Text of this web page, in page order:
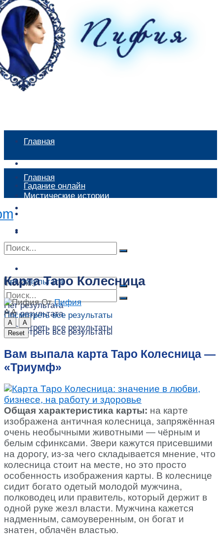
Главная
Гадание онлайн
Контакты
Нет результата
Посмотреть все результаты
Главная
Мистические истории
Сонник
Нет результата
Посмотреть все результаты
Нет результата
Посмотреть все результаты
Карта Таро Колесница
От Пифия
A A
A
A
Reset
Вам выпала карта Таро Колесница —
«Триумф»
Общая характеристика карты: на карте
изображена античная колесница, запряжённая
очень необычными животными — чёрным и
белым сфинксами. Звери кажутся присевшими
на дорогу, из-за чего складывается мнение, что
колесница стоит на месте, но это просто
особенность изображения карты. В колеснице
сидит богато одетый молодой мужчина,
полководец или правитель, который держит в
одной руке жезл власти. Мужчина кажется
надменным, самоуверенным, он богат и
знатен, облачён властью.